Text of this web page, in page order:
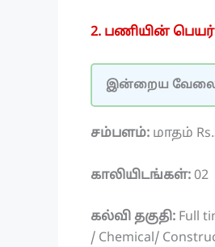
2. பணியின் பெயர்:
இன்றைய
சம்பளம்: மாதம்
காலியிடங்கள்: 02
கல்வி தகுதி: Full
/ Chemical/